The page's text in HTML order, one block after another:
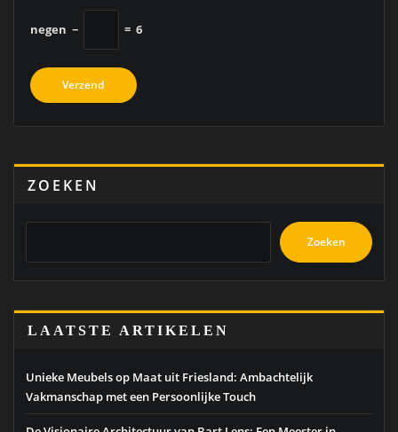
negen − = 6
ZOEKEN
Zoeken
LAATSTE ARTIKELEN
Unieke Meubels op Maat uit Friesland: Ambachtelijk
Vakmanschap met een Persoonlijke Touch